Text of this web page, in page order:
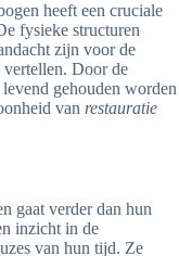
heeft een cruciale
fysieke structuren
zijn voor de
vertellen. Door de
gehouden worden
van restauratie
gaat verder dan hun
inzicht in de
van hun tijd. Ze